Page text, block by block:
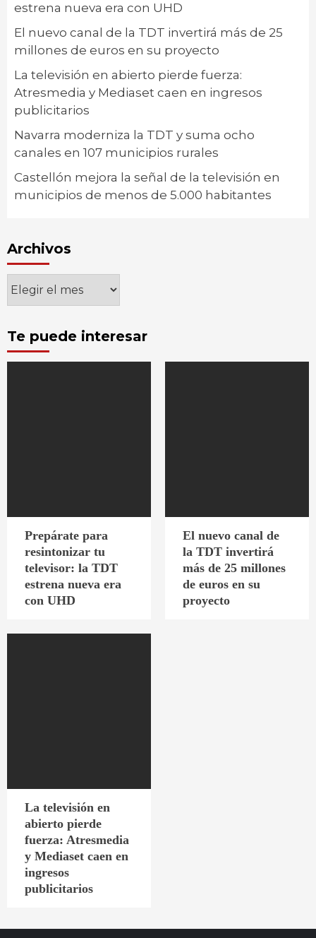
estrena nueva era con UHD
El nuevo canal de la TDT invertirá más de 25
millones de euros en su proyecto
La televisión en abierto pierde fuerza:
Atresmedia y Mediaset caen en ingresos
publicitarios
Navarra moderniza la TDT y suma ocho
canales en 107 municipios rurales
Castellón mejora la señal de la televisión en
municipios de menos de 5.000 habitantes
Archivos
Archivos
Te puede interesar
Prepárate para
resintonizar tu
televisor: la TDT
estrena nueva era
con UHD
El nuevo canal de
la TDT invertirá
más de 25 millones
de euros en su
proyecto
La televisión en
abierto pierde
fuerza: Atresmedia
y Mediaset caen en
ingresos
publicitarios